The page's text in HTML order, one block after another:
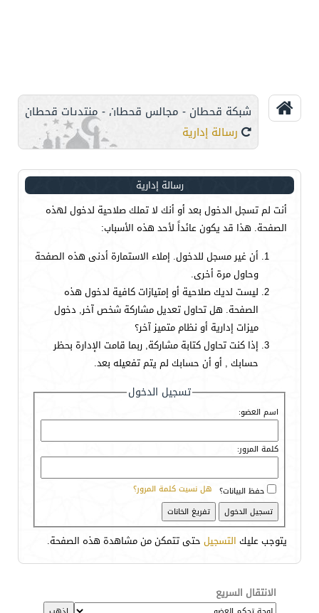
شبكة قحطان - مجالس قحطان - منتديات قحطان
رسالة إدارية
رسالة إدارية
أنت لم تسجل الدخول بعد أو أنك لا تملك صلاحية لدخول لهذه
الصفحة. هذا قد يكون عائداً لأحد هذه الأسباب:
أن غير مسجل للدخول. إملاء الاستمارة أدنى هذه الصفحة
وحاول مرة أخرى.
ليست لديك صلاحية أو إمتيازات كافية لدخول هذه
الصفحة. هل تحاول تعديل مشاركة شخص آخر, دخول
ميزات إدارية أو نظام متميز آخر؟
إذا كنت تحاول كتابة مشاركة, ربما قامت الإدارة بحظر
حسابك , أو أن حسابك لم يتم تفعيله بعد.
تسجيل الدخول
اسم العضو:
كلمة المرور:
هل نسيت كلمة المرور؟ حفظ البيانات؟
يتوجب عليك التسجيل حتى تتمكن من مشاهدة هذه الصفحة.
الانتقال السريع